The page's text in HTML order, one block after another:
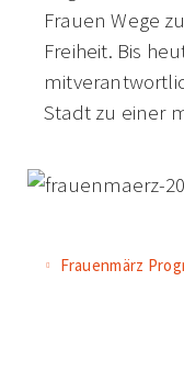
Frauen Wege
Freiheit. Bis
Stadt zu einer
Frauenmärz